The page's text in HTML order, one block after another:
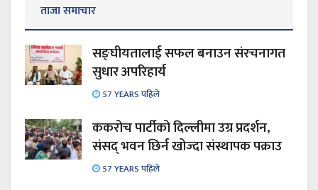
ताजा समाचार
सङ्घीयतालाई सफल बनाउन संरचनागत
सुधार अपरिहार्य
57 YEARS पहिले
ककरोच पार्टीको दिल्लीमा उग्र प्रदर्शन,
संसद् भवन छिर्न खोज्दा संस्थापक पक्राउ
57 YEARS पहिले